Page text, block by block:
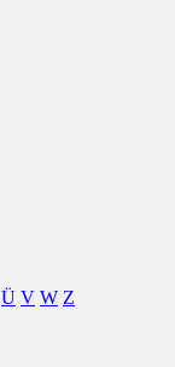
Ü V W Z